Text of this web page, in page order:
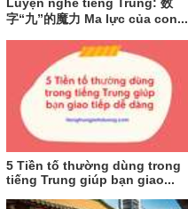
字“九”的魔力 Ma lực của con...
5 Tiền tố thường dùng trong
tiếng Trung giúp bạn giao...